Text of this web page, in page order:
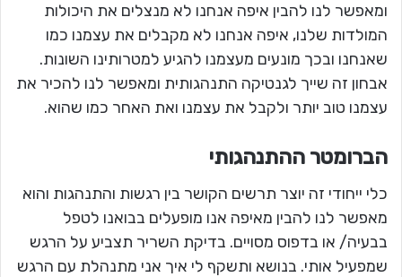
ומאפשר לנו להבין איפה אנחנו לא מנצלים את היכולות
המולדות שלנו, איפה אנחנו לא מקבלים את עצמנו כמו
שאנחנו ובכך מונעים מעצמנו להגיע למטרותינו השונות.
אבחון זה שייך לגנטיקה התנהגותית ומאפשר לנו להכיר את
עצמנו טוב יותר ולקבל את עצמנו ואת האחר כמו שהוא.
הברומטר ההתנהגותי
כלי ייחודי זה יוצר תרשים הקושר בין רגשות והתנהגות והוא
מאפשר לנו להבין מאיפה אנו מופעלים בבואנו לטפל
בבעיה/ או בדפוס מסויים. בדיקת השריר תצביע על הרגש
שמפעיל אותי. בנושא ותשקף לי איך אני מתנהלת עם הרגש